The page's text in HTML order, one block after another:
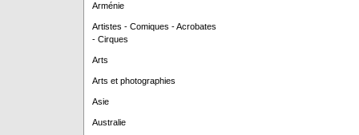
Arménie
Artistes - Comiques - Acrobates
- Cirques
Arts
Arts et photographies
Asie
Australie